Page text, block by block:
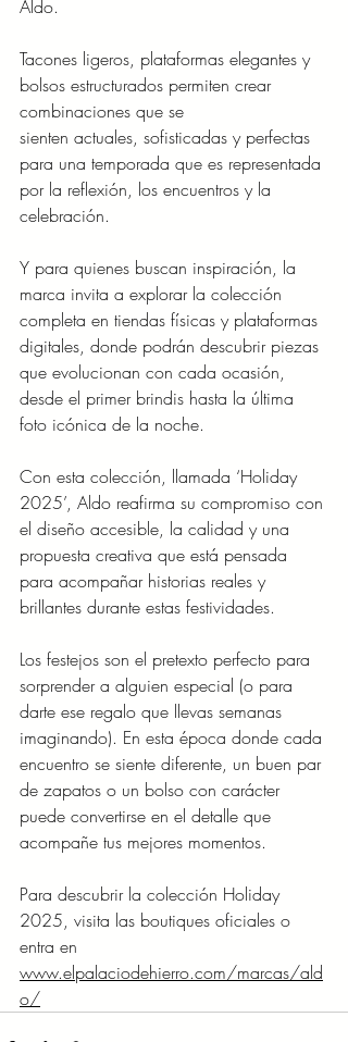
Aldo.
Tacones ligeros, plataformas elegantes y
bolsos estructurados permiten crear
combinaciones que se
sienten actuales, sofisticadas y perfectas
para una temporada que es representada
por la reflexión, los encuentros y la
celebración.
Y para quienes buscan inspiración, la
marca invita a explorar la colección
completa en tiendas físicas y plataformas
digitales, donde podrán descubrir piezas
que evolucionan con cada ocasión,
desde el primer brindis hasta la última
foto icónica de la noche.
Con esta colección, llamada ‘Holiday
2025’, Aldo reafirma su compromiso con
el diseño accesible, la calidad y una
propuesta creativa que está pensada
para acompañar historias reales y
brillantes durante estas festividades.
Los festejos son el pretexto perfecto para
sorprender a alguien especial (o para
darte ese regalo que llevas semanas
imaginando). En esta época donde cada
encuentro se siente diferente, un buen par
de zapatos o un bolso con carácter
puede convertirse en el detalle que
acompañe tus mejores momentos.
Para descubrir la colección Holiday
2025, visita las boutiques oficiales o
entra en
www.elpalaciodehierro.com/marcas/ald
o/